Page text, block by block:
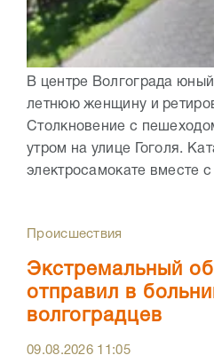
В центре Волгограда
летнюю женщину и
Столкновение с
утром на улице Гоголя.
электросамокате вместе
Происшествия
Экстремальный
отправил в
волгоградцев
09.08.2026 11:05